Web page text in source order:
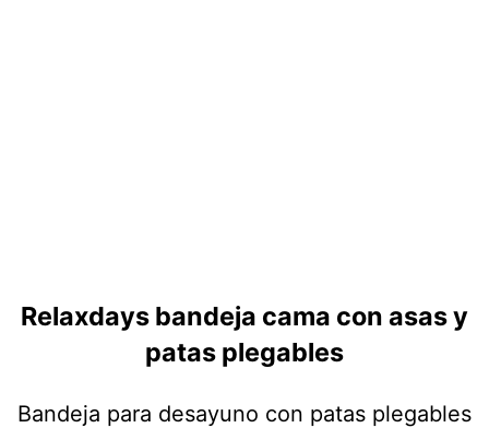
Relaxdays bandeja cama con asas y
patas plegables
Bandeja para desayuno con patas plegables